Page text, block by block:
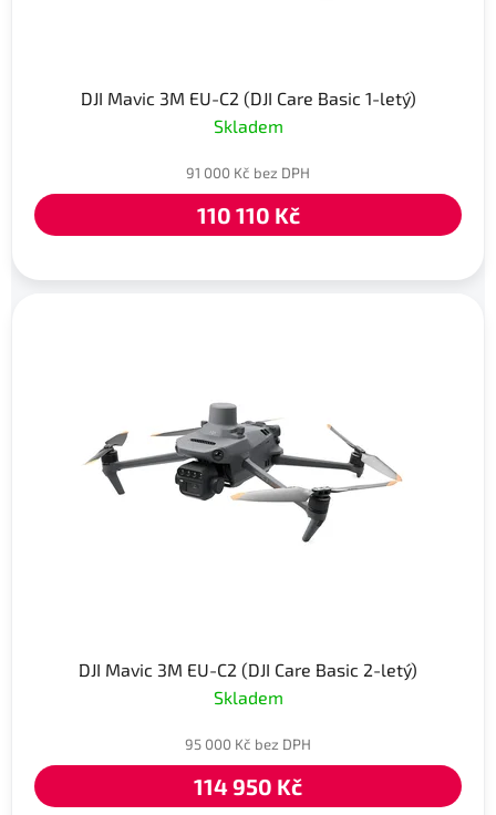
DJI Mavic 3M EU-C2 (DJI Care Basic 1-letý)
Skladem
91 000 Kč bez DPH
110 110 Kč
DJI Mavic 3M EU-C2 (DJI Care Basic 2-letý)
Skladem
95 000 Kč bez DPH
114 950 Kč